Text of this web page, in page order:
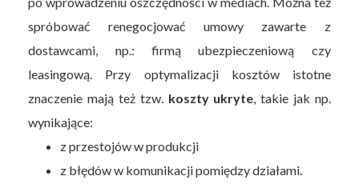
spróbować renegocjować umowy zawarte z
dostawcami, np.: firmą ubezpieczeniową czy
leasingową. Przy optymalizacji kosztów istotne
znaczenie mają też tzw. koszty ukryte , takie jak np.
wynikające:
z przestojów w produkcji
z błędów w komunikacji pomiędzy działami.